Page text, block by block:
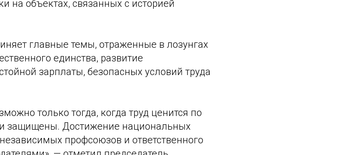
на объектах, связанных с историей
главные темы, отраженные в лозунгах
единства, развитие
зарплаты, безопасных условий труда
только тогда, когда труд ценится по
защищены. Достижение национальных
профсоюзов и ответственного